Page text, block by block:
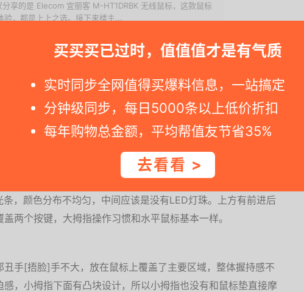
买买买已过时，值值值才是有气质
实时同步全网值得买爆料信息，一站搞定
分钟级同步，每日5000条以上低价折扣
每年购物总金额，平均帮值友节省35%
去看看 >
享的是 Elecom 宜丽客 M-HT1DRBK 无线鼠标，这款鼠标
验，都是上上之选。接下来楼主...
雷柏 MT750 无线鼠标入手
标是Rapoo 官方最近新发的商品， 支持蓝牙3.0 、4.0和无
传输稳定可靠，告别接收...
，Logitech 罗技MX Master 2S无线鼠标入手
怎么样？罗技MX Master 2S 无线鼠标是罗技官方今年推出
体验中，Logite...
，颜色分布不均匀，中间应该是没有LED灯珠。上方有前进后
两个按键，大拇指操作习惯和水平鼠标基本一样。
丑手[捂脸]手不大，放在鼠标上覆盖了主要区域，整体握持感不
，小拇指下面有凸块设计，所以小拇指也没有和鼠标垫直接摩